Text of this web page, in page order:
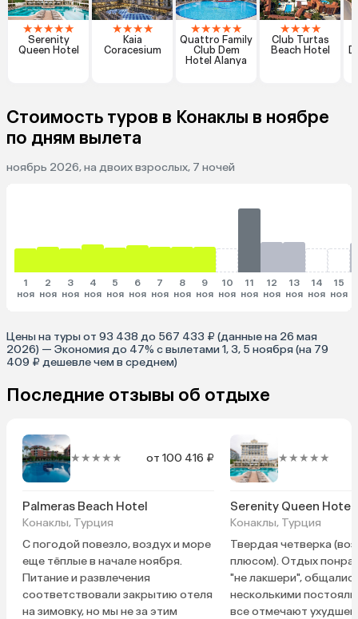
★★★★★
Serenity
Queen Hotel
★★★★
Kaia
Coracesium
★★★★★
Quattro Family
Club Dem
Hotel Alanya
★★★★
Club Turtas
Beach Hotel
Стоимость туров в Конаклы в ноябре
по дням вылета
ноябрь 2026, на двоих взрослых, 7 ночей
1
ноя
2
ноя
3
ноя
4
ноя
5
ноя
6
ноя
7
ноя
8
ноя
9
ноя
10
ноя
11
ноя
12
ноя
13
ноя
14
ноя
15
ноя
Цены на туры от 93 438 до 567 433 ₽ (данные на 26 мая
2026) — Экономия до 47% с вылетами 1, 3, 5 ноября (на 79
409 ₽ дешевле чем в среднем)
Последние отзывы об отдыхе
★★★★★ от 100 416 ₽
Palmeras Beach Hotel
Конаклы, Турция
С погодой повезло, воздух и море
еще тёплые в начале ноября.
Питание и развлечения
соответствовали закрытию отеля
на зимовку, но мы не за этим
★★★★★
Serenity Queen Hotel
Конаклы, Турция
Твердая четверка
плюсом). Отдых
"не лакшери",
несколькими
все отмечают